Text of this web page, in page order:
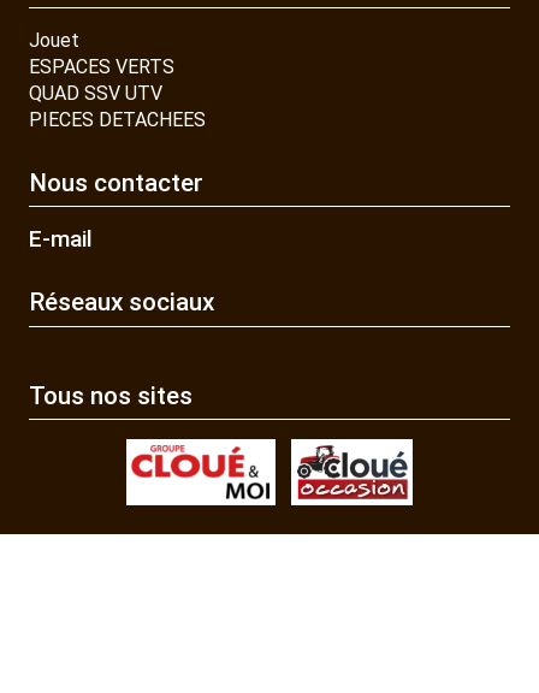
Jouet
ESPACES VERTS
QUAD SSV UTV
PIECES DETACHEES
Nous contacter
E-mail
Réseaux sociaux
Tous nos sites